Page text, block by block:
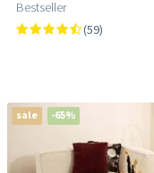
Bestseller
(59)
sale -65%